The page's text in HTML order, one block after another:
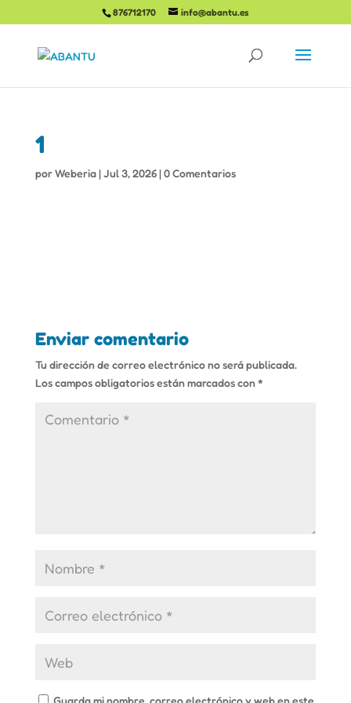
876712170 info@abantu.es
1
porWeberia|Jul 3, 2026|0 Comentarios
Enviar comentario
Tu dirección de correo electrónico no será publicada.
Los campos obligatorios están marcados con*
Guarda mi nombre, correo electrónico y web en este